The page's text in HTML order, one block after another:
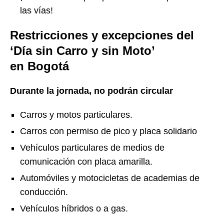
las vías!
Restricciones y excepciones del
‘Día sin Carro y sin Moto’
en Bogotá
Durante la jornada, no podrán circular
Carros y motos particulares.
Carros con permiso de pico y placa solidario
Vehículos particulares de medios de
comunicación con placa amarilla.
Automóviles y motocicletas de academias de
conducción.
Vehículos híbridos o a gas.